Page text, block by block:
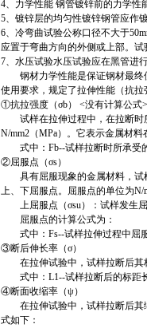
4、力学性能 钢管镀锌前的力学性
5、镀锌层的均匀性镀锌钢管应作
6、冷弯曲试验公称口径不大于
应置于弯曲方向的外侧或上部。
7、水压试验水压试验应在黑管进
钢材力学性能是保证钢材最终
使用要求，规定了拉伸性能（抗
①抗拉强度（σb） <没有计算公式>
试样在拉伸过程中，在拉断时所
N/mm2（MPa）。它表示金属材
式中：Fb--试样拉断时所承受的
②屈服点（σs）
具有屈服现象的金属材料，试
上、下屈服点。屈服点的单位为N/
上屈服点（σsu）：试样发生屈
屈服点的计算公式为：
式中：Fs--试样拉伸过程中屈服
③断后伸长率（σ）
在拉伸试验中，试样拉断后其
式中：L1--试样拉断后的标距长
④断面收缩率（ψ）
在拉伸试验中，试样拉断后其
式如下：